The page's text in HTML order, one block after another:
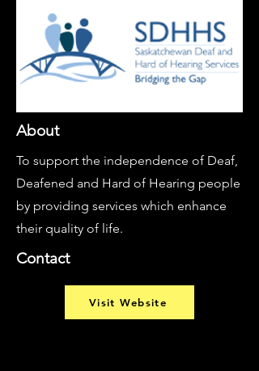
About
To support the independence of Deaf,
Deafened and Hard of Hearing people
by providing services which enhance
their quality of life.
Contact
Visit Website